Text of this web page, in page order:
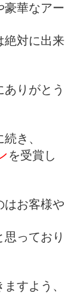
豪華なアー
絶対に出来
りがとう
き、
を受賞し
はお客様や
っており
すよう、